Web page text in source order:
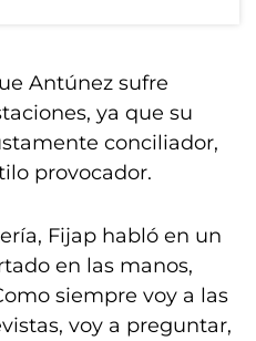
Antúnez sufre
ya que su
conciliador,
provocador.
Fijap habló en un
en las manos,
siempre voy a las
voy a preguntar,